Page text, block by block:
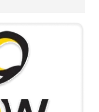
يمكنك
كأميال السفر ،